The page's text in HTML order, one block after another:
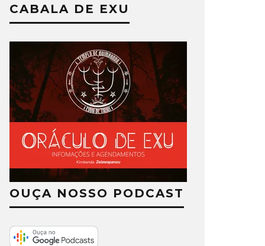
CABALA DE EXU
OUÇA NOSSO PODCAST